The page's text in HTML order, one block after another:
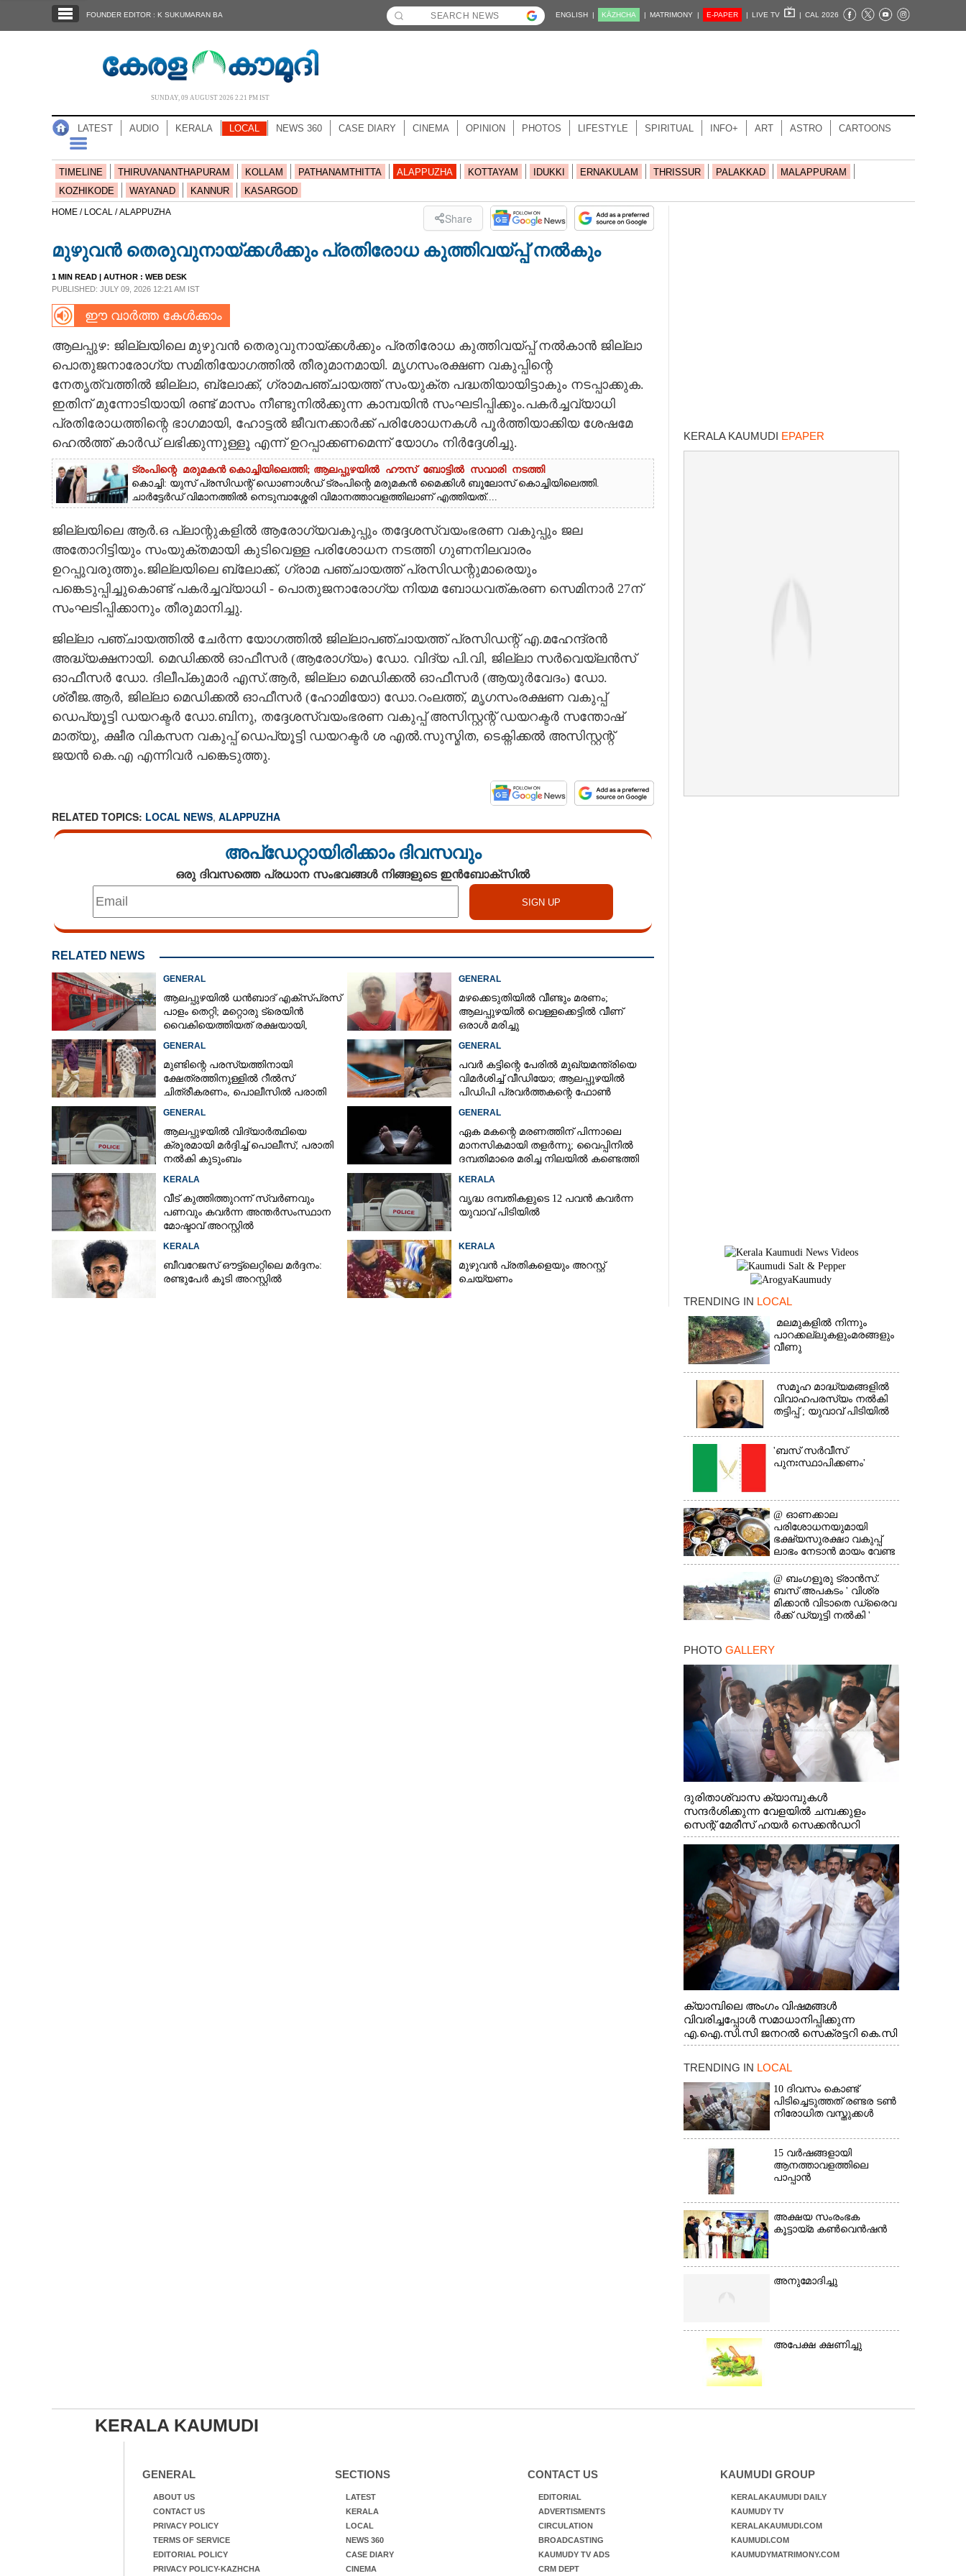
NOTIFIED NEWS
NEWS 360
CASE DIARY
LIFESTYLE
SPIRITUAL
FOUNDER EDITOR : K SUKUMARAN BA ENGLISH | KĀZHCHA | MATRIMONY | E-PAPER | LIVE TV | CAL 2026
SUNDAY, 09 AUGUST 2026 2.21 PM IST
LATEST AUDIO KERALA LOCAL NEWS 360 CASE DIARY CINEMA OPINION PHOTOS LIFESTYLE SPIRITUAL INFO+ ART ASTRO CARTOONS
TIMELINE THIRUVANANTHAPURAM KOLLAM PATHANAMTHITTA ALAPPUZHA KOTTAYAM IDUKKI ERNAKULAM THRISSUR PALAKKAD
MALAPPURAM
KOZHIKODE
WAYANAD KANNUR KASARGOD
HOME / LOCAL /ALAPPUZHA Share
മുഴുവൻ തെരുവുനായ്‌ക്കൾക്കും പ്രതിരോധ കുത്തിവയ്പ്പ് നൽകും
1 MIN READ | AUTHOR : WEB DESK
PUBLISHED: JULY 09, 2026 12:21 AM IST
ഈ വാർത്ത കേൾക്കാം
ആലപ്പുഴ: ജില്ലയിലെ മുഴുവൻ തെരുവുനായ്ക്കൾക്കും പ്രതിരോധ കുത്തിവയ്പ്പ് നൽകാൻ ജില്ലാ
പൊതുജനാരോഗ്യ സമിതിയോഗത്തിൽ തീരുമാനമായി. മൃഗസംരക്ഷണ വകുപ്പിന്റെ
നേതൃത്വത്തിൽ ജില്ലാ, ബ്ലോക്ക്, ഗ്രാമപഞ്ചായത്ത് സംയുക്ത പദ്ധതിയായിട്ടാകും നടപ്പാക്കുക.
ഇതിന് മുന്നോടിയായി രണ്ട് മാസം നീണ്ടുനിൽക്കുന്ന കാമ്പയിൻ സംഘടിപ്പിക്കും.പകർച്ചവ്യാധി
പ്രതിരോധത്തിന്റെ ഭാഗമായി, ഹാേട്ടൽ ജീവനക്കാർക്ക് പരിശോധനകൾ പൂർത്തിയാക്കിയ ശേഷമേ
ഹെൽത്ത് കാർഡ് ലഭിക്കുന്നുള്ളൂ എന്ന് ഉറപ്പാക്കണമെന്ന് യോഗം നിർദ്ദേശിച്ചു.
ട്രംപിന്റെ മരുമകൻ കൊച്ചിയിലെത്തി; ആലപ്പുഴയിൽ ഹൗസ് ബോട്ടിൽ സവാരി നടത്തി
കൊച്ചി: യുസ് പ്രസിഡന്റ് ഡൊണാൾഡ് ട്രംപിന്റെ മരുമകൻ മൈക്കിൾ ബൂലോസ് കൊച്ചിയിലെത്തി.
ചാർട്ടേർഡ് വിമാനത്തിൽ നെടുമ്പാശ്ശേരി വിമാനത്താവളത്തിലാണ് എത്തിയത്....
ജില്ലയിലെ ആർ.ഒ പ്ലാന്റുകളിൽ ആരോഗ്യവകുപ്പും തദ്ദേശസ്വയംഭരണ വകുപ്പും ജല
അതോറിട്ടിയും സംയുക്തമായി കുടിവെള്ള പരിശോധന നടത്തി ഗുണനിലവാരം
ഉറപ്പുവരുത്തും.ജില്ലയിലെ ബ്ലോക്ക്, ഗ്രാമ പഞ്ചായത്ത് പ്രസിഡന്റുമാരെയും
പങ്കെടുപ്പിച്ചുകൊണ്ട് പകർച്ചവ്യാധി - പൊതുജനാരോഗ്യ നിയമ ബോധവത്കരണ സെമിനാർ 27ന്
സംഘടിപ്പിക്കാനും തീരുമാനിച്ചു.
ജില്ലാ പഞ്ചായത്തിൽ ചേർന്ന യോഗത്തിൽ ജില്ലാപഞ്ചായത്ത് പ്രസിഡന്റ് എ.മഹേന്ദ്രൻ
അദ്ധ്യക്ഷനായി. മെഡിക്കൽ ഓഫീസർ (ആരോഗ്യം) ഡോ. വിദ്യ പി.വി, ജില്ലാ സർവെയ്‌ലൻസ്
ഓഫീസർ ഡോ. ദിലീപ്കുമാർ എസ്.ആർ, ജില്ലാ മെഡിക്കൽ ഓഫീസർ (ആയുർവേദം) ഡോ.
ശ്രീജ.ആർ, ജില്ലാ മെഡിക്കൽ ഓഫീസർ (ഹോമിയോ) ഡോ.റംലത്ത്, മൃഗസംരക്ഷണ വകുപ്പ്
ഡെപ്യൂട്ടി ഡയറക്ടർ ഡോ.ബിനു, തദ്ദേശസ്വയംഭരണ വകുപ്പ് അസിസ്റ്റന്റ് ഡയറക്ടർ സന്തോഷ്
മാത്യു, ക്ഷീര വികസന വകുപ്പ് ഡെപ്യൂട്ടി ഡയറക്ടർ ശ എൽ.സുസ്മിത, ടെക്നിക്കൽ അസിസ്റ്റന്റ്
ജയൻ കെ.എ എന്നിവർ പങ്കെടുത്തു.
RELATED TOPICS: LOCAL NEWS, ALAPPUZHA
അപ്ഡേറ്റായിരിക്കാം ദിവസവും
ഒരു ദിവസത്തെ പ്രധാന സംഭവങ്ങൾ നിങ്ങളുടെ ഇൻബോക്സിൽ
RELATED NEWS
GENERAL
ആലപ്പുഴയിൽ ധൻബാദ് എക്‌സ്പ്രസ്
പാളം തെറ്റി; മറ്റൊരു ട്രെയിൻ
വൈകിയെത്തിയത് രക്ഷയായി,
GENERAL
മഴക്കെടുതിയിൽ വീണ്ടും മരണം;
ആലപ്പുഴയിൽ വെള്ളക്കെട്ടിൽ വീണ്
ഒരാൾ മരിച്ചു
GENERAL
മുണ്ടിന്റെ പരസ്യത്തിനായി
ക്ഷേത്രത്തിനുള്ളിൽ റീൽസ്
ചിത്രീകരണം, പൊലീസിൽ പരാതി
GENERAL
പവർ കട്ടിന്റെ പേരിൽ മുഖ്യമന്ത്രിയെ
വിമർശിച്ച് വീഡിയോ; ആലപ്പുഴയിൽ
പിഡിപി പ്രവർത്തകന്റെ ഫോൺ
GENERAL
ആലപ്പുഴയിൽ വിദ്യാർത്ഥിയെ
ക്രൂരമായി മർദ്ദിച്ച് പൊലീസ്; പരാതി
നൽകി കുടുംബം
GENERAL
ഏക മകന്റെ മരണത്തിന് പിന്നാലെ
മാനസികമായി തളർന്നു; വൈപ്പിനിൽ
ദമ്പതിമാരെ മരിച്ച നിലയിൽ കണ്ടെത്തി
KERALA
വീട് കുത്തിത്തുറന്ന് സ്വർണവും
പണവും കവർന്ന അന്തർസംസ്ഥാന
മോഷ്ടാവ് അറസ്റ്റിൽ
KERALA
വൃദ്ധ ദമ്പതികളുടെ 12 പവൻ കവർന്ന
യുവാവ് പിടിയിൽ
KERALA
ബീവറേജസ് ഔട്ട്‌ലെറ്റിലെ മർദ്ദനം:
രണ്ടുപേർ കൂടി അറസ്റ്റിൽ
KERALA
മുഴുവൻ പ്രതികളെയും അറസ്റ്റ്
ചെയ്യണം
KERALA KAUMUDI EPAPER
TRENDING IN LOCAL
മലമുകളിൽ നിന്നും
പാറക്കല്ലുകളുംമരങ്ങളും
വീണു
സമൂഹ മാദ്ധ്യമങ്ങളിൽ
വിവാഹപരസ്യം നൽകി
തട്ടിപ്പ് ; യുവാവ് പിടിയിൽ
'ബസ് സർവീസ്
പുനഃസ്ഥാപിക്കണം'
@​​​​​​​ ഓണക്കാല
പരിശോധനയുമായി
ഭക്ഷ്യസുരക്ഷാ വകുപ്പ്
ലാഭം നേടാൻ മായം വേണ്ട
@ ബംഗളൂരു ട്രാൻസ്.
ബസ് അപകടം ' വി​ശ്ര​
മിക്കാൻ വിടാതെ ഡ്രൈ​വ​
ർ​ക്ക് ഡ്യൂട്ടി നൽകി '
PHOTO GALLERY
ദുരിതാശ്വാസ ക്യാമ്പുകൾ
സന്ദർശിക്കുന്ന വേളയിൽ ചമ്പക്കുളം
സെന്റ് മേരീസ് ഹയർ സെക്കൻഡറി
സ്കൂളിലെ ക്യാമ്പിലെത്തിയ എ.ഐ.സി.സി
ജനറൽ സെക്രട്ടറി കെ.സി
വേണുഗോപാൽ എം.പി കുരുന്നിനെ
എടുത്ത് ലാളിച്ചപ്പോൾ. സഹകരണ-
എക്സൈസ് വകുപ്പ് മന്ത്രി എം. ലിജു,
കൃഷിവകുപ്പ് മന്ത്രി ടി. സിദ്ദിഖ്, റെജി
ചെറിയാൻ എം. എൽ. എ എന്നിവർ സമീപം
ക്യാമ്പിലെ അംഗം വിഷമങ്ങൾ
വിവരിച്ചപ്പോൾ സമാധാനിപ്പിക്കുന്ന
എ.ഐ.സി.സി ജനറൽ സെക്രട്ടറി കെ.സി
വേണുഗോപാൽ എം.പി. സഹകരണ-
എന്നിവർ
TRENDING IN LOCAL
10 ദിവസം കൊണ്ട്
പിടിച്ചെടുത്തത് രണ്ടര ടൺ
നിരോധിത വസ്തുക്കൾ
15 വർഷങ്ങളായി
ആനത്താവളത്തിലെ
പാപ്പാൻ
അക്ഷയ സംരംഭക
കൂട്ടായ്മ കൺവെൻഷൻ
അനുമോദിച്ചു
അപേക്ഷ ക്ഷണിച്ചു
KERALA KAUMUDI
GENERAL
ABOUT US
CONTACT US
PRIVACY POLICY
TERMS OF SERVICE
EDITORIAL POLICY
PRIVACY POLICY-KAZHCHA
SECTIONS
LATEST
KERALA
LOCAL
NEWS 360
CASE DIARY
CINEMA
CONTACT US
EDITORIAL
ADVERTISMENTS
CIRCULATION
BROADCASTING
KAUMUDY TV ADS
CRM DEPT
KAUMUDI GROUP
KERALAKAUMUDI DAILY
KAUMUDY TV
KERALAKAUMUDI.COM
KAUMUDI.COM
KAUMUDYMATRIMONY.COM
×